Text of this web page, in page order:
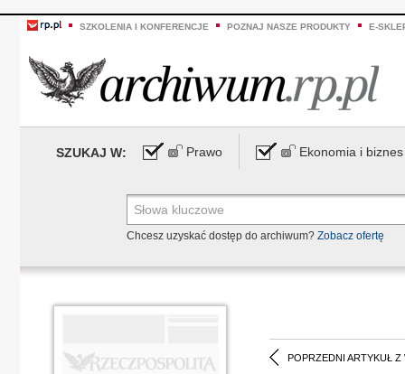
SZKOLENIA I KONFERENCJE POZNAJ NASZE PRODUKTY E-
SZUKAJ W: Prawo Ekonomia i biznes
Chcesz uzyskać dostęp do archiwum? Zobacz ofertę
POPRZEDNI ARTYKUŁ Z